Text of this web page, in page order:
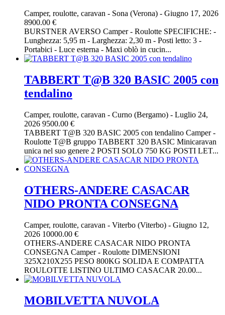
Camper, roulotte, caravan - Sona (Verona) - Giugno 17, 2026
8900.00 €
BURSTNER AVERSO Camper - Roulotte SPECIFICHE: -
Lunghezza: 5,95 m - Larghezza: 2,30 m - Posti letto: 3 -
Portabici - Luce esterna - Maxi oblò in cucin...
TABBERT T@B 320 BASIC 2005 con
tendalino
Camper, roulotte, caravan - Curno (Bergamo) - Luglio 24,
2026 9500.00 €
TABBERT T@B 320 BASIC 2005 con tendalino Camper -
Roulotte T@B gruppo TABBERT 320 BASIC Minicaravan
unica nel suo genere 2 POSTI SOLO 750 KG POSTI LET...
OTHERS-ANDERE CASACAR
NIDO PRONTA CONSEGNA
Camper, roulotte, caravan - Viterbo (Viterbo) - Giugno 12,
2026 10000.00 €
OTHERS-ANDERE CASACAR NIDO PRONTA
CONSEGNA Camper - Roulotte DIMENSIONI
325X210X255 PESO 800KG SOLIDA E COMPATTA
ROULOTTE LISTINO ULTIMO CASACAR 20.00...
MOBILVETTA NUVOLA